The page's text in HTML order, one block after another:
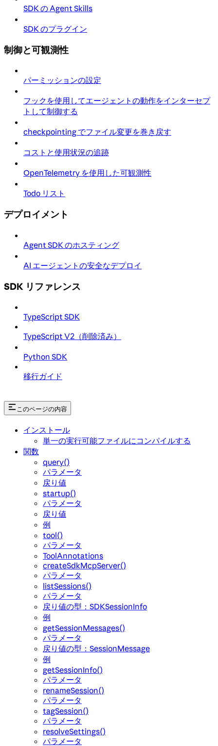
SDK の Agent Skills
SDK のプラグイン
制御と可観測性
パーミッションの設定
フックを使用してエージェントの動作をインターセプ
トして制御する
checkpointing でファイル変更を巻き戻す
コストと使用状況の追跡
OpenTelemetry を使用した可観測性
Todo リスト
デプロイメント
Agent SDK のホスティング
AI エージェントの安全なデプロイ
SDK リファレンス
TypeScript SDK
TypeScript V2（削除済み）
Python SDK
移行ガイド
このページの内容
インストール
単一の実行可能ファイルにコンパイルする
関数
query()
パラメータ
戻り値
startup()
パラメータ
戻り値
例
tool()
パラメータ
ToolAnnotations
createSdkMcpServer()
パラメータ
listSessions()
パラメータ
戻り値の型：SDKSessionInfo
例
getSessionMessages()
パラメータ
戻り値の型：SessionMessage
例
getSessionInfo()
パラメータ
renameSession()
パラメータ
tagSession()
パラメータ
resolveSettings()
パラメータ